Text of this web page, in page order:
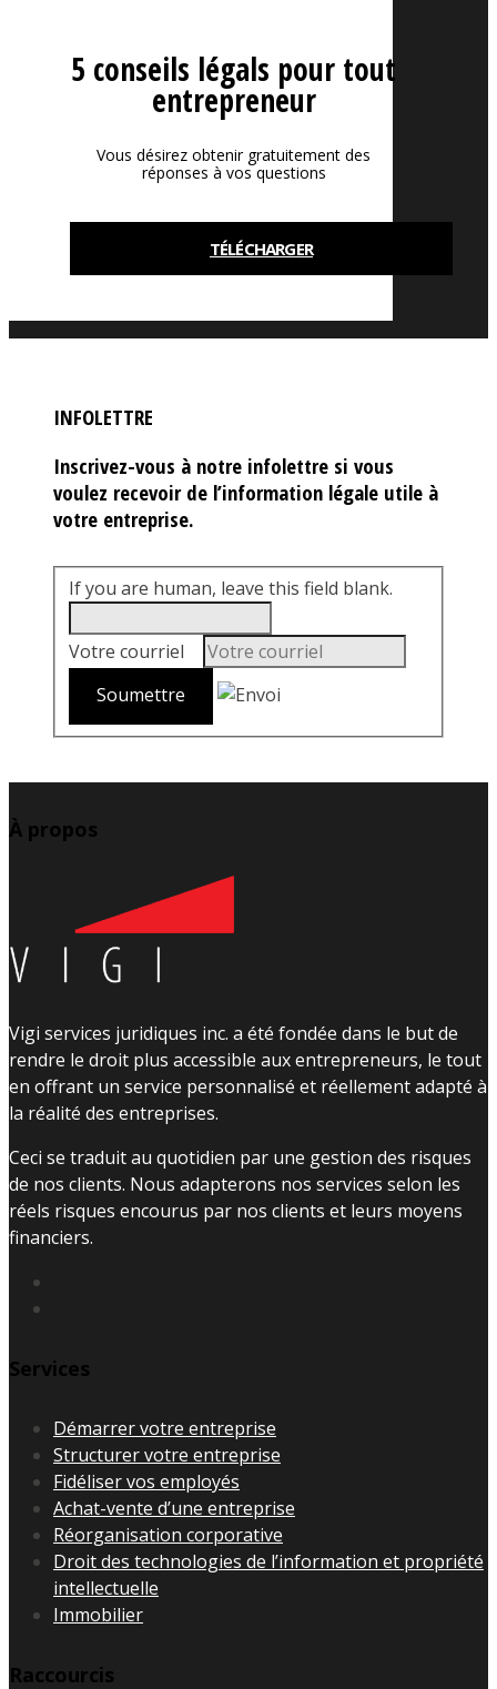
5 conseils légals pour tout
entrepreneur
Vous désirez obtenir gratuitement des
réponses à vos questions
TÉLÉCHARGER
INFOLETTRE
Inscrivez-vous à notre infolettre si vous
voulez recevoir de l’information légale utile à
votre entreprise.
If you are human, leave this field blank.
Votre courriel
À propos
Vigi services juridiques inc. a été fondée dans le but de
rendre le droit plus accessible aux entrepreneurs, le tout
en offrant un service personnalisé et réellement adapté à
la réalité des entreprises.
Ceci se traduit au quotidien par une gestion des risques
de nos clients. Nous adapterons nos services selon les
réels risques encourus par nos clients et leurs moyens
financiers.
Services
Démarrer votre entreprise
Structurer votre entreprise
Fidéliser vos employés
Achat-vente d’une entreprise
Réorganisation corporative
Droit des technologies de l’information et propriété
intellectuelle
Immobilier
Raccourcis